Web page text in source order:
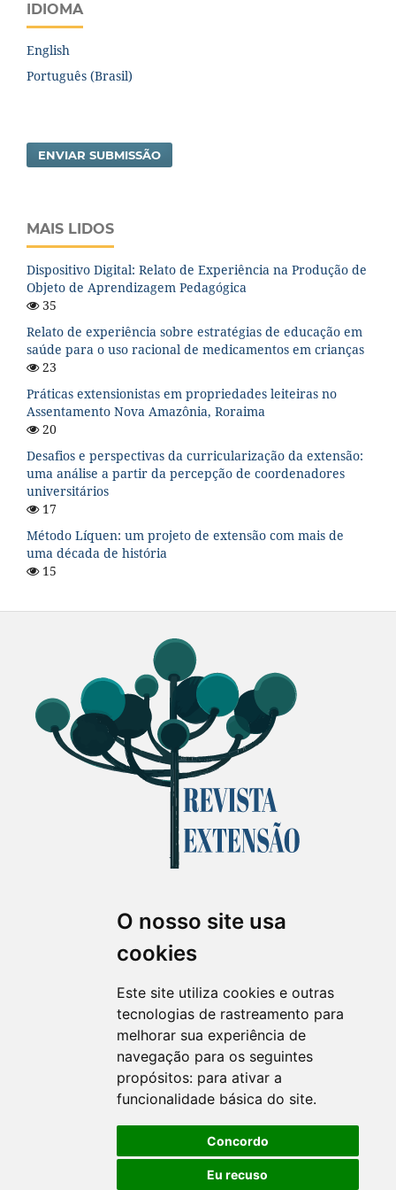
O nosso site usa
cookies
Este site utiliza cookies e outras
tecnologias de rastreamento para
melhorar sua experiência de
navegação para os seguintes
propósitos: para ativar a
funcionalidade básica do site.
Concordo
Eu recuso
IDIOMA
English
Português (Brasil)
ENVIAR SUBMISSÃO
MAIS LIDOS
Dispositivo Digital: Relato de Experiência na Produção de
Objeto de Aprendizagem Pedagógica
35
Relato de experiência sobre estratégias de educação em
saúde para o uso racional de medicamentos em crianças
23
Práticas extensionistas em propriedades leiteiras no
Assentamento Nova Amazônia, Roraima
20
Desafios e perspectivas da curricularização da extensão:
uma análise a partir da percepção de coordenadores
universitários
17
Método Líquen: um projeto de extensão com mais de
uma década de história
15
Revista Extensão em Foco
ISSN 2358-7180 (on-line)